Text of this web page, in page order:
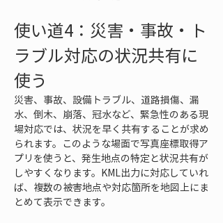
使い道4：災害・事故・ト
ラブル対応の状況共有に
使う
災害、事故、設備トラブル、道路損傷、漏
水、倒木、崩落、冠水など、緊急性のある現
場対応では、状況を早く共有することが求め
られます。このような場面で写真座標取得ア
プリを使うと、発生地点の特定と状況共有が
しやすくなります。KML出力に対応していれ
ば、複数の被害地点や対応箇所を地図上にま
とめて表示できます。